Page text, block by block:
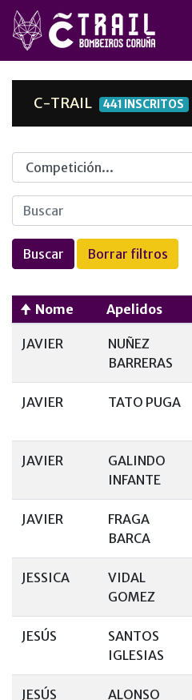
C-TRAIL 441 INSCRITOS
Competicion
Nome Apelidos
JAVIER
NUÑEZ
BARRERAS
JAVIER TATO PUGA
JAVIER
GALINDO
INFANTE
JAVIER
FRAGA
BARCA
JESSICA
VIDAL
GOMEZ
JESÚS
SANTOS
IGLESIAS
JESÚS
ALONSO